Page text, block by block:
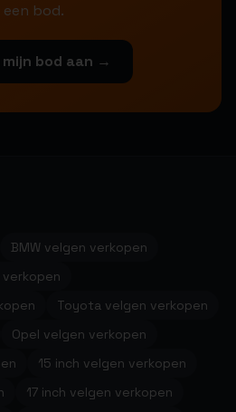
een bod.
bod aan →
BMW velgen verkopen
Toyota velgen verkopen
Opel velgen verkopen
15 inch velgen verkopen
17 inch velgen verkopen